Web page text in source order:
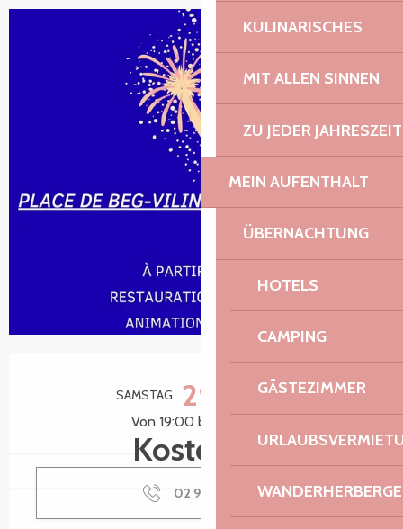
KULINARISCHES
MIT ALLEN SINNEN
ZU JEDER JAHRESZEIT
MEIN AUFENTHALT
ÜBERNACHTUNG
HOTELS
CAMPING
GÄSTEZIMMER
Öffnungszeiten & Kontaktdaten
SAMSTAG 29. AUGUST
Von 19:00 bis zu 23:30
Kostenlos
02 96 92 51 ▒▒